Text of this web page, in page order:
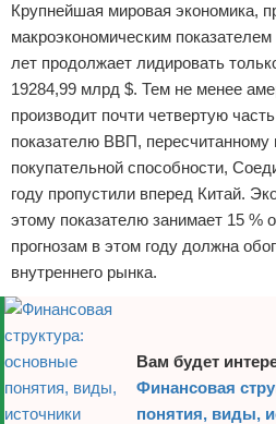
Крупнейшая мировая экономика,
макроэкономическим
лет продолжает лидировать
19284,99 млрд $. Тем не менее
производит почти четвертую
показателю ВВП, пересчитанному
покупательной способности,
году пропустили вперед Китай.
этому показателю занимает 15 %
прогнозам в этом году должна
внутреннего рынка.
Вам будет
Финансовая
понятия, виды,